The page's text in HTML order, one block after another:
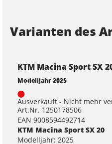
Varianten des
KTM Macina Sport SX
Modelljahr 2025
Ausverkauft - Nicht mehr
Art.Nr. 1250178506
EAN 9008594492714
KTM Macina Sport SX 20
Modelljahr: 2025